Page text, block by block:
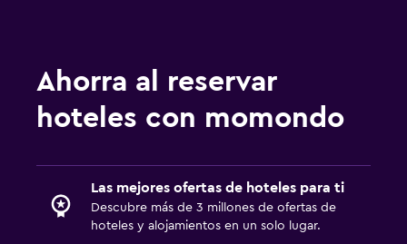
Ahorra al reservar
hoteles con momondo
Las mejores ofertas de hoteles para ti
Descubre más de 3 millones de ofertas de
hoteles y alojamientos en un solo lugar.